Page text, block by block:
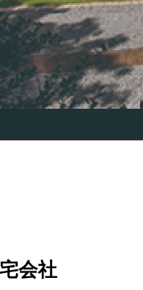
会社